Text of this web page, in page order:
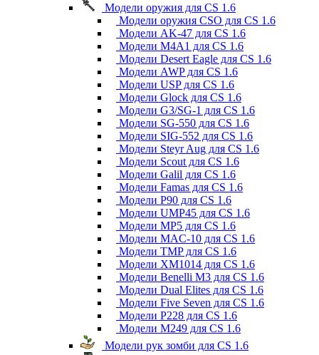
Модели оружия для CS 1.6
Модели оружия CSO для CS 1.6
Модели AK-47 для CS 1.6
Модели M4A1 для CS 1.6
Модели Desert Eagle для CS 1.6
Модели AWP для CS 1.6
Модели USP для CS 1.6
Модели Glock для CS 1.6
Модели G3/SG-1 для CS 1.6
Модели SG-550 для CS 1.6
Модели SIG-552 для CS 1.6
Модели Steyr Aug для CS 1.6
Модели Scout для CS 1.6
Модели Galil для CS 1.6
Модели Famas для CS 1.6
Модели P90 для CS 1.6
Модели UMP45 для CS 1.6
Модели MP5 для CS 1.6
Модели MAC-10 для CS 1.6
Модели TMP для CS 1.6
Модели XM1014 для CS 1.6
Модели Benelli M3 для CS 1.6
Модели Dual Elites для CS 1.6
Модели Five Seven для CS 1.6
Модели P228 для CS 1.6
Модели M249 для CS 1.6
Модели рук зомби для CS 1.6